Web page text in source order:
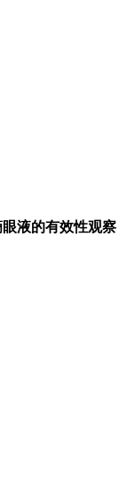
液的有效性观察